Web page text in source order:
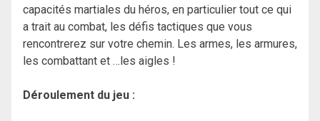
capacités martiales du héros, en particulier tout ce qui
a trait au combat, les défis tactiques que vous
rencontrerez sur votre chemin. Les armes, les armures,
les combattant et …les aigles !
Déroulement du jeu :